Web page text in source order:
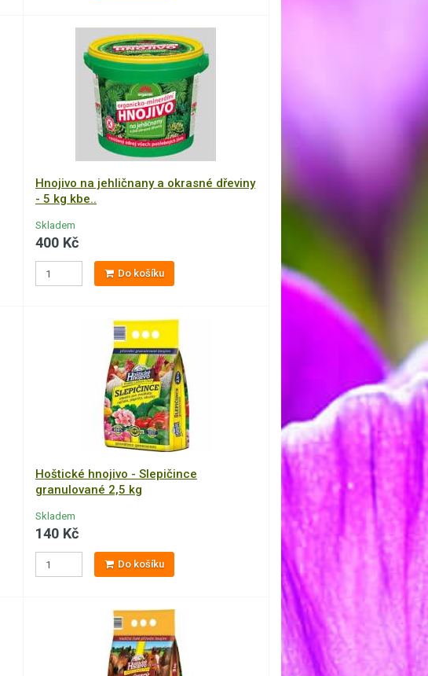
Hnojivo na jehličnany a okrasné dřeviny
- 5 kg kbe..
Skladem
400 Kč
Do košíku
Hoštické hnojivo - Slepičince
granulované 2,5 kg
Skladem
140 Kč
Do košíku